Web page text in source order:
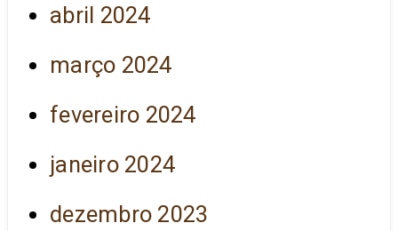
abril 2024
março 2024
fevereiro 2024
janeiro 2024
dezembro 2023